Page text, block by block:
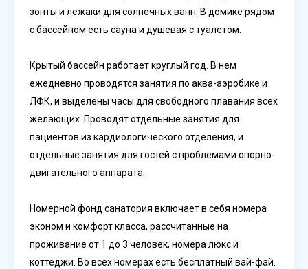
зонты и лежаки для солнечных ванн. В домике рядом
с бассейном есть сауна и душевая с туалетом.
Крытый бассейн работает круглый год. В нем
ежедневно проводятся занятия по аква-аэробике и
ЛФК, и выделены часы для свободного плавания всех
желающих. Проводят отдельные занятия для
пациентов из кардиологического отделения, и
отдельные занятия для гостей с проблемами опорно-
двигательного аппарата.
Номерной фонд санатория включает в себя номера
эконом и комфорт класса, рассчитанные на
проживание от 1 до 3 человек, номера люкс и
коттеджи. Во всех номерах есть бесплатный вай-фай.